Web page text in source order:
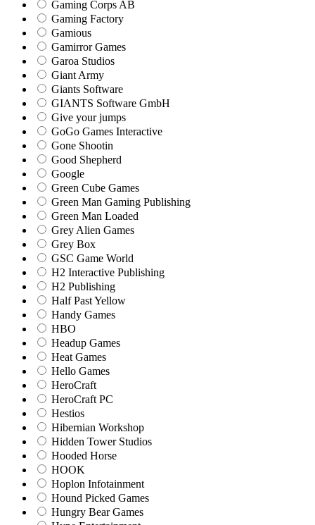
Gaming Corps AB
Gaming Factory
Gamious
Gamirror Games
Garoa Studios
Giant Army
Giants Software
GIANTS Software GmbH
Give your jumps
GoGo Games Interactive
Gone Shootin
Good Shepherd
Google
Green Cube Games
Green Man Gaming Publishing
Green Man Loaded
Grey Alien Games
Grey Box
GSC Game World
H2 Interactive Publishing
H2 Publishing
Half Past Yellow
Handy Games
HBO
Headup Games
Heat Games
Hello Games
HeroCraft
HeroCraft PC
Hestios
Hibernian Workshop
Hidden Tower Studios
Hooded Horse
HOOK
Hoplon Infotainment
Hound Picked Games
Hungry Bear Games